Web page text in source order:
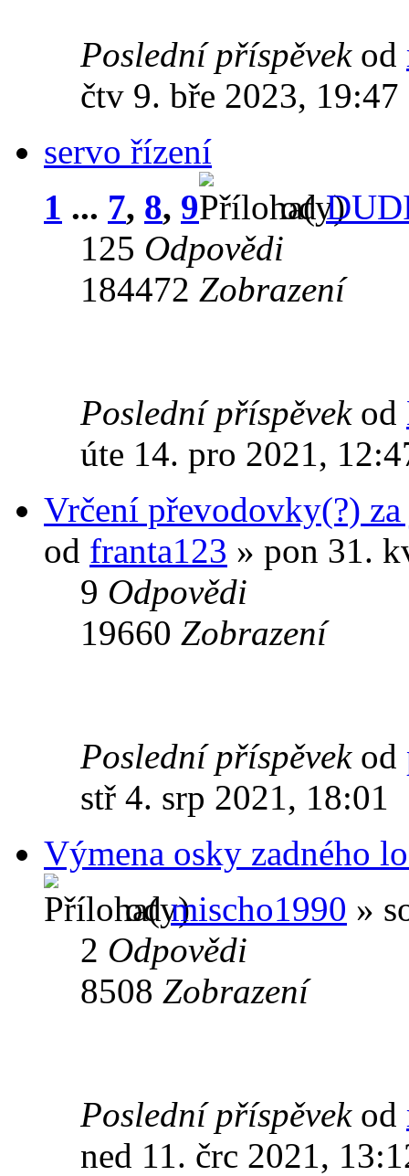
Poslední příspěvek od
čtv 9. bře 2023, 19:47
servo řízení
1 ... 7, 8, 9 od
125 Odpovědi
184472 Zobrazení
Poslední příspěvek od
úte 14. pro 2021,
Vrčení převodovky(?)
od franta123 » pon 31.
9 Odpovědi
19660 Zobrazení
Poslední příspěvek od
stř 4. srp 2021, 18:01
Výmena osky zadného
odmischo1990 »
2 Odpovědi
8508 Zobrazení
Poslední příspěvek od
ned 11. črc 2021,